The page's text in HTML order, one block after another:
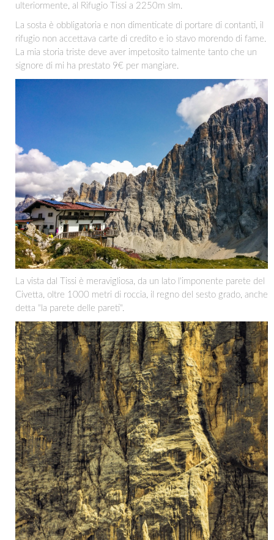
ulteriormente, al Rifugio Tissi a 2250m slm.
La sosta è obbligatoria e non dimenticate di portare di contanti, il
rifugio non accettava carte di credito e io stavo morendo di fame.
La mia storia triste deve aver impetosito talmente tanto che un
signore di mi ha prestato 9€ per mangiare.
La vista dal Tissi è meravigliosa, da un lato l'imponente parete del
Civetta, oltre 1000 metri di roccia, il regno del sesto grado, anche
detta "la parete delle pareti".